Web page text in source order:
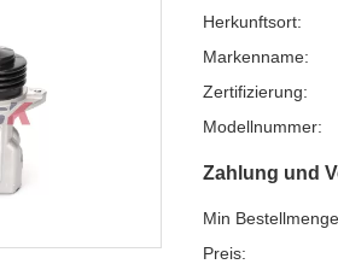
Herkunftsort:
Markenname:
Zertifizierung:
Modellnummer:
Zahlung und
Min
Preis: